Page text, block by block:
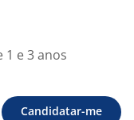
1 e 3 anos
Candidatar-me